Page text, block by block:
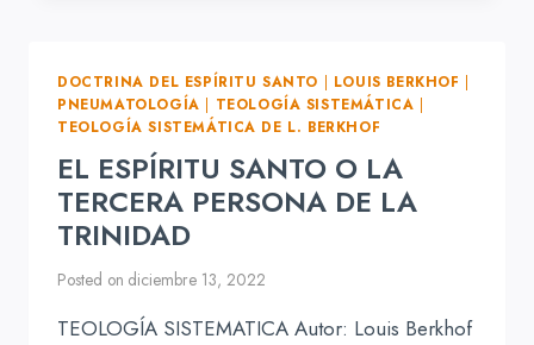
DOCTRINA DEL ESPÍRITU SANTO | LOUIS BERKHOF |
PNEUMATOLOGÍA | TEOLOGÍA SISTEMÁTICA |
TEOLOGÍA SISTEMÁTICA DE L. BERKHOF
EL ESPÍRITU SANTO O LA
TERCERA PERSONA DE LA
TRINIDAD
Posted on diciembre 13, 2022
TEOLOGÍA SISTEMATICA Autor: Louis Berkhof